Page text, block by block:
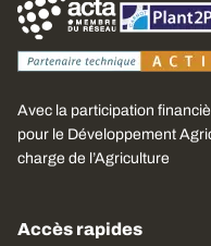
Avec la participation
pour le Développement
charge de l’Agriculture
Accès rapides